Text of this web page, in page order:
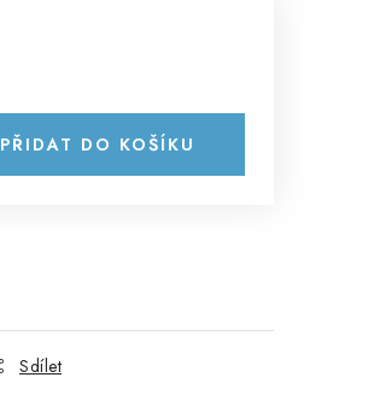
PŘIDAT DO KOŠÍKU
Sdílet